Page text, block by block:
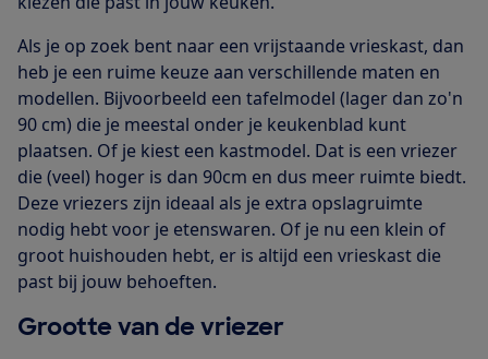
Als je op zoek bent naar een vrijstaande vrieskast, dan
heb je een ruime keuze aan verschillende maten en
modellen. Bijvoorbeeld een tafelmodel (lager dan zo'n
90 cm) die je meestal onder je keukenblad kunt
plaatsen. Of je kiest een kastmodel. Dat is een vriezer
die (veel) hoger is dan 90cm en dus meer ruimte biedt.
Deze vriezers zijn ideaal als je extra opslagruimte
nodig hebt voor je etenswaren. Of je nu een klein of
groot huishouden hebt, er is altijd een vrieskast die
past bij jouw behoeften.
Grootte van de vriezer